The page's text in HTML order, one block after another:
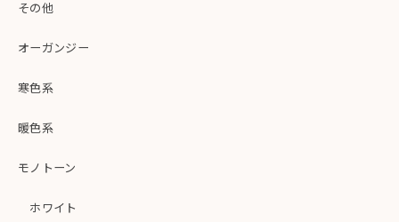
その他
オーガンジー
寒色系
暖色系
モノトーン
ホワイト